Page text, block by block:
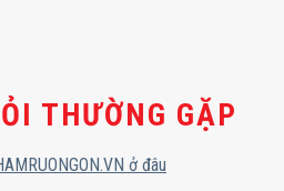
THƯỜNG GẶP
ở đâu